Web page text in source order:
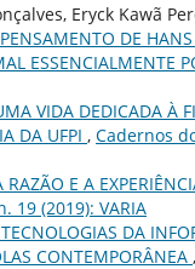
Eryck Kawã
DE HANS
ESSENCIALMENTE
VIDA DEDICADA À
DA UFPI , Cadernos
RAZÃO E A
19 (2019): VARIA
DA
CONTEMPORÂNEA ,